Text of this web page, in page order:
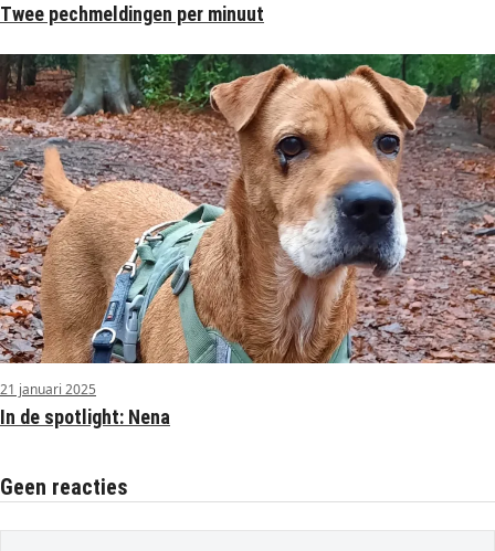
Twee pechmeldingen per minuut
21 januari 2025
In de spotlight: Nena
Geen reacties